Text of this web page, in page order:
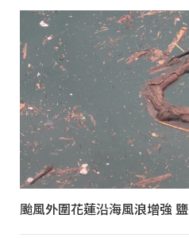
颱風外圍花蓮沿海風浪增強